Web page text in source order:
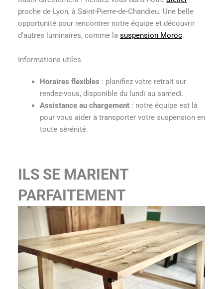
proche de Lyon, à Saint-Pierre-de-Chandieu. Une belle
opportunité pour rencontrer notre équipe et découvrir
d’autres luminaires, comme la suspension Moroc.
Informations utiles
Horaires flexibles : planifiez votre retrait sur
rendez-vous, disponible du lundi au samedi.
Assistance au chargement: notre équipe est là
pour vous aider à transporter votre suspension en
toute sérénité.
ILS SE MARIENT
PARFAITEMENT